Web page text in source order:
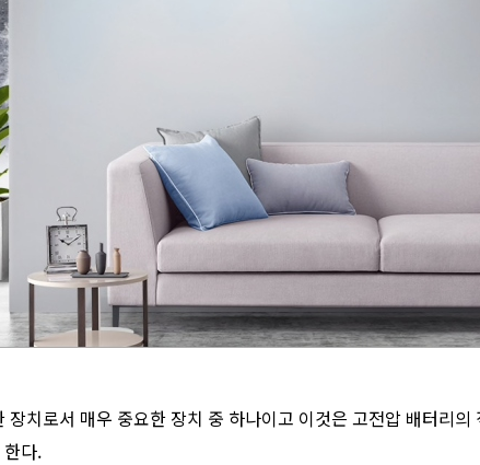
치로서 매우 중요한 장치 중 하나이고 이것은 고전압 배터리
다.